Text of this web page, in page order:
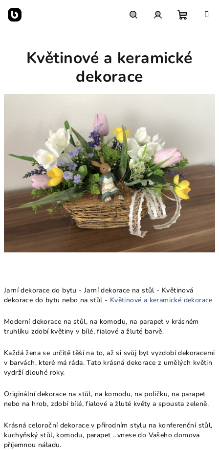
obsah
košík
Květinové a keramické
dekorace
Jarní dekorace do bytu - Jarní dekorace na stůl - Květinová
dekorace do bytu nebo na stůl - Květinové a keramické dekorace
Moderní dekorace na stůl, na komodu, na parapet v krásném
truhlíku zdobí květiny v bílé, fialové a žluté barvě.
Každá žena se určitě těší na to, až si svůj byt vyzdobí dekoracemi
v barvách, které má ráda. Tato krásná dekorace z umělých květin
vydrží dlouhé roky.
Originální dekorace na stůl, na komodu, na poličku, na parapet
nebo na hrob, zdobí bílé, fialové a žluté květy a spousta zeleně.
Krásná celoroční dekorace v přírodním stylu na konferenční stůl,
kuchyňský stůl, komodu, parapet ...vnese do Vašeho domova
příjemnou náladu.